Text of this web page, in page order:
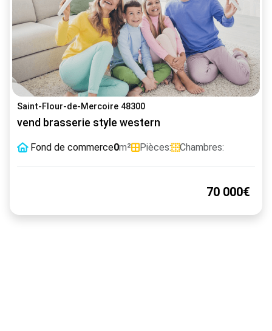
Saint-Flour-de-Mercoire 48300
vend brasserie style western
Fond de commerce0m² Pièces: Chambres:
70 000€